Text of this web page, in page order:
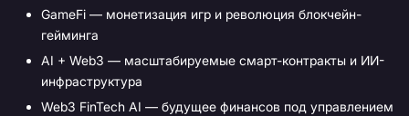
GameFi — монетизация игр и революция блокчейн-
гейминга
AI + Web3 — масштабируемые смарт-контракты и ИИ-
инфраструктура
Web3 FinTech AI — будущее финансов под управлением